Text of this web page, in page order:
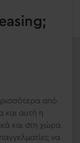
από
και αυτή η
και στη χώρα
να